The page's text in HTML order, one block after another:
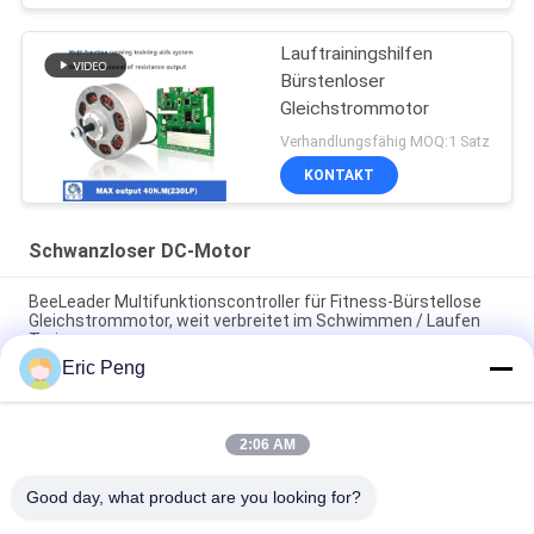
Lauftrainingshilfen
Bürstenloser
Gleichstrommotor
Verhandlungsfähig MOQ:1 Satz
KONTAKT
Schwanzloser DC-Motor
BeeLeader Multifunktionscontroller für Fitness-Bürstellose
Gleichstrommotor, weit verbreitet im Schwimmen / Laufen
Trainer
Widerstandsmodule für Fitnessstudio, kompatibel mit
Brustpressmaschine, Kabelkreuz und Rudemaschine
24VDC kundengerechter 3 Motor NEMA 23 Bldc der Phasen-
Eric Peng
2:06 AM
Good day, what product are you looking for?